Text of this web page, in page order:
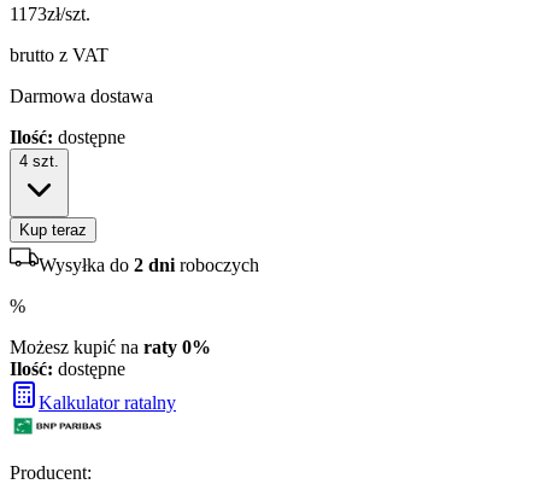
1173zł/szt.
brutto z VAT
Darmowa dostawa
Ilość: dostępne
4 szt.
Kup teraz
Wysyłka do 2 dni roboczych
%
Możesz kupić na raty 0%
Ilość: dostępne
Kalkulator ratalny
Producent: